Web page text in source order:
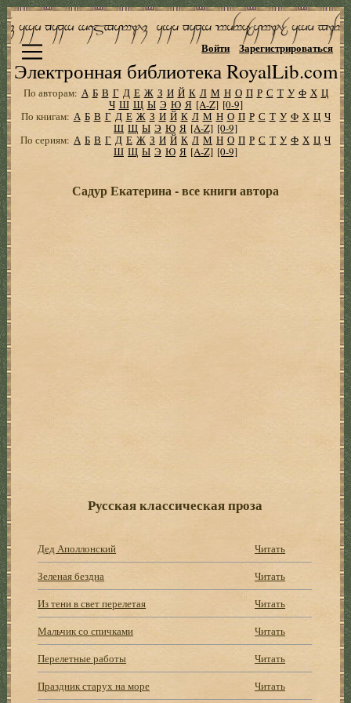
Электронная библиотека RoyalLib.com
Войти Зарегистрироваться
По авторам: А Б В Г Д Е Ж З И Й К Л М Н О П Р С Т У Ф Х Ц
Ч Ш Щ Ы Э Ю Я [A-Z] [0-9]
По книгам: А Б В Г Д Е Ж З И Й К Л М Н О П Р С Т У Ф Х Ц Ч
Ш Щ Ы Э Ю Я [A-Z] [0-9]
По сериям: А Б В Г Д Е Ж З И Й К Л М Н О П Р С Т У Ф Х Ц Ч
Ш Щ Ы Э Ю Я [A-Z] [0-9]
Садур Екатерина - все книги автора
Русская классическая проза
Дед Аполлонский
Читать
Зеленая бездна
Читать
Из тени в свет перелетая
Читать
Мальчик со спичками
Читать
Перелетные работы
Читать
Праздник старух на море
Читать